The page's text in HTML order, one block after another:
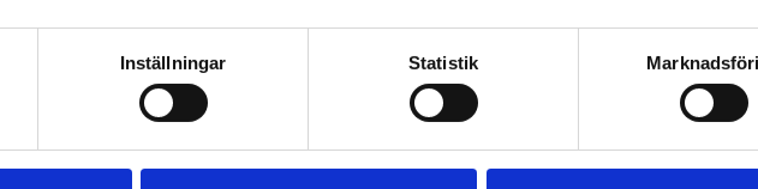
Inställningar Statistik